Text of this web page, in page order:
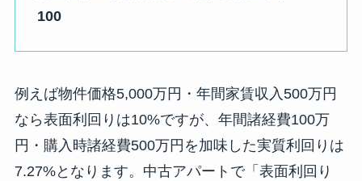
100
例えば物件価格5,000万円・年間家賃収入500万円
なら表面利回りは10%ですが、年間諸経費100万
円・購入時諸経費500万円を加味した実質利回りは
7.27%となります。中古アパートで「表面利回り